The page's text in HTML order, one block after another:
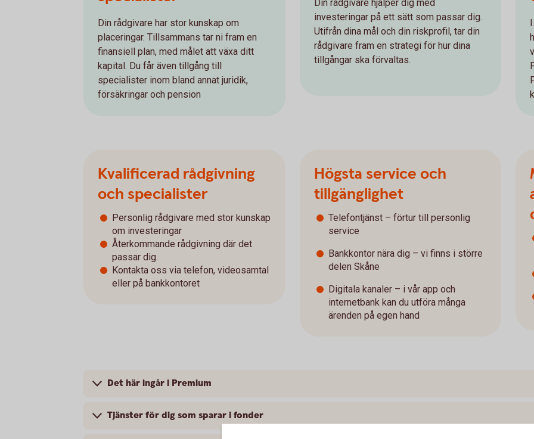
Din rådgivare har stor kunskap om
placeringar. Tillsammans tar ni fram en
finansiell plan, med målet att växa ditt
kapital. Du får även tillgång till
specialister inom bland annat juridik,
försäkringar och pension
Din rådgivare hjälper dig med
investeringar på ett sätt som passar dig.
Utifrån dina mål och din riskprofil, tar din
rådgivare fram en strategi för hur dina
tillgångar ska förvaltas.
Kvalificerad rådgivning
och specialister
Personlig rådgivare med stor kunskap
om investeringar
Återkommande rådgivning där det
passar dig.
Kontakta oss via telefon, videosamtal
eller på bankkontoret
Högsta service och
tillgänglighet
Telefontjänst – förtur till personlig
service
Bankkontor nära dig – vi finns i större
delen Skåne
Digitala kanaler – i vår app och
internetbank kan du utföra många
ärenden på egen hand
Det här ingår i Premium
Tjänster för dig som sparar i fonder